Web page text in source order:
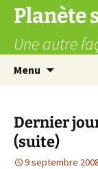
Aller
contenu
Planète
Une autre
Menu
Dernier
(suite)
9 septembre 2008